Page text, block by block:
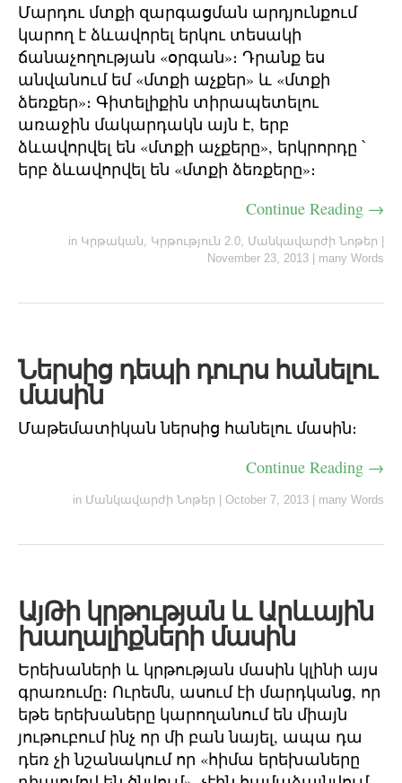
Մարդու մտքի զարգացման արդյունքում
կարող է ձևավորել երկու տեսակի
ճանաչողության «օրգան»։ Դրանք ես
անվանում եմ «մտքի աչքեր» և «մտքի
ձեռքեր»։ Գիտելիքին տիրապետելու
առաջին մակարդակն այն է, երբ
ձևավորվել են «մտքի աչքերը», երկրորդը ՝
երբ ձևավորվել են «մտքի ձեռքերը»։
Continue Reading →
in Կրթական, Կրթություն 2.0, Մանկավարժի Նոթեր
November 23, 2013
many Words
Ներսից դեպի դուրս հանելու
մասին
Մաթեմատիկան ներսից հանելու մասին։
Continue Reading →
in Մանկավարժի Նոթեր October 7, 2013 many Words
ԱյԹի կրթության և Արևային
խաղալիքների մասին
Երեխաների և կրթության մասին կլինի այս
գրառումը։ Ուրեմն, ասում էի մարդկանց, որ
եթե երեխաները կարողանում են միայն
յութուբում ինչ որ մի բան նայել, ապա դա
դեռ չի նշանակում որ «հիմա երեխաները